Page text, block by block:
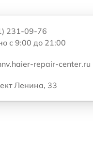
231-09-76
с 9:00 до 21:00
repair-center.ru
Ленина, 33